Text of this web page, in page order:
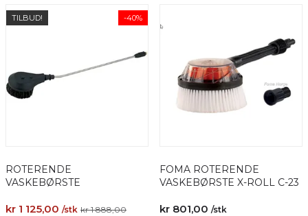
TILBUD! -40%
ROTERENDE
VASKEBØRSTE
kr 1 125,00 /stk kr 1 888,00
FOMA ROTERENDE
VASKEBØRSTE X-ROLL C-23
kr 801,00 /stk